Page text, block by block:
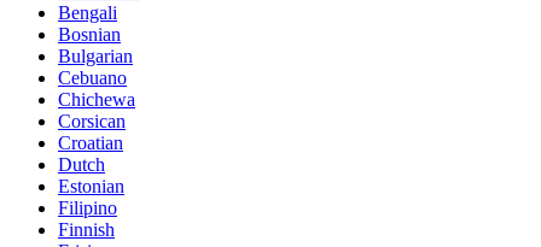
Bengali
Bosnian
Bulgarian
Cebuano
Chichewa
Corsican
Croatian
Dutch
Estonian
Filipino
Finnish